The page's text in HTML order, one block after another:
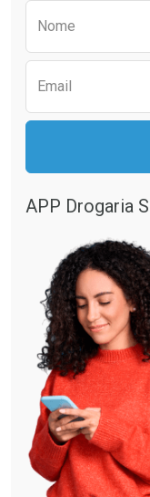
Nome
Email
APP Drogaria